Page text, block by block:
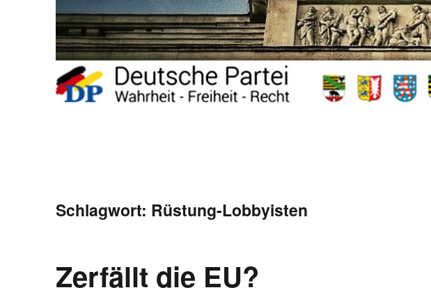
Schlagwort: Rüstung-Lobbyisten
Zerfällt die EU?